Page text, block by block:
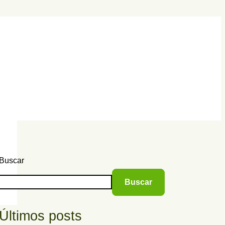
Buscar
posts